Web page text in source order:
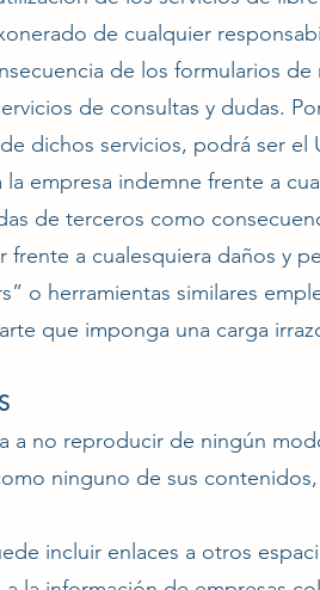
de cualquier
de los formularios
de consultas y dudas.
dichos servicios, podrá ser
la empresa indemne frente a
de terceros como
frente a cualesquiera daños y
o herramientas similares
que imponga una carga
a no reproducir de ningún
ninguno de sus
incluir enlaces a otros